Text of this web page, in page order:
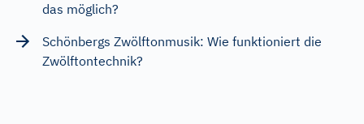
das möglich?
Schönbergs Zwölftonmusik: Wie funktioniert die
Zwölftontechnik?